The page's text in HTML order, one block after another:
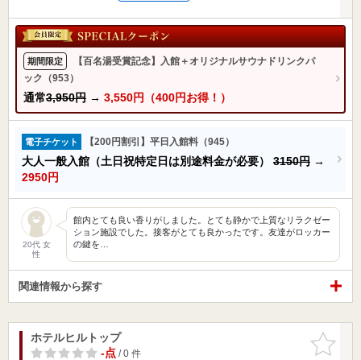
期間限定
【百名湯受賞記念】入館＋オリジナルサウナドリンクパ
ック（953）
通常3,950円 → 3,550円（400円お得！）
電子チケット 【200円割引】平日入館料（945）
大人一般入館（土日祝特定日は別途料金が必要） 3150円 →
2950円
20代 女
性
館内とても良い香りがしました。とても静かで上質なリラクゼー
ション施設でした。接客がとても良かったです。友達がロッカー
の鍵を…
関連情報から探す
お気に入
りに追加
ホテルヒルトップ
-点/ 0 件